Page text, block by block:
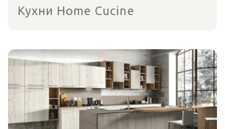
Кухни Home Cucine